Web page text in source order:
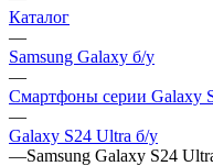
Каталог
—
Samsung Galaxy б/у
—
Смартфоны серии Galaxy
—
Galaxy S24 Ultra б/у
—Samsung Galaxy S24